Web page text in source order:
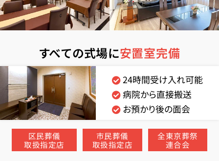
すべての式場に安置室完備
24時間受け入れ可能
病院から直接搬送
お預かり後の面会
区民葬儀
取扱指定店
市民葬儀
取扱指定店
全東京葬祭
連合会